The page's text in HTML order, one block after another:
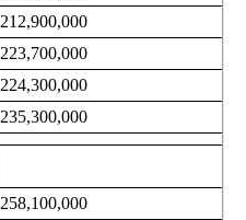
212,900,000
223,700,000
224,300,000
235,300,000
258,100,000